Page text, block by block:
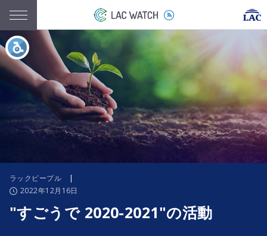
ラックピープル |
2022年12月16日
"すごうで 2020-2021"の活動